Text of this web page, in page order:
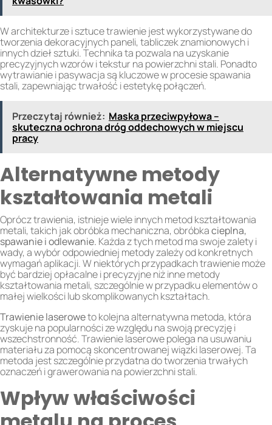
W architekturze i sztuce trawienie jest wykorzystywane do
tworzenia dekoracyjnych paneli, tabliczek znamionowych i
innych dzieł sztuki. Technika ta pozwala na uzyskanie
precyzyjnych wzorów i tekstur na powierzchni stali. Ponadto
wytrawianie i pasywacja są kluczowe w procesie spawania
stali, zapewniając trwałość i estetykę połączeń.
Przeczytaj również: Maska przeciwpyłowa –
skuteczna ochrona dróg oddechowych w miejscu
pracy
Alternatywne metody
kształtowania metali
Oprócz trawienia, istnieje wiele innych metod kształtowania
metali, takich jak obróbka mechaniczna, obróbkacieplna,
spawanie i odlewanie. Każda z tych metod ma swoje zalety i
wady, a wybór odpowiedniej metody zależy od konkretnych
wymagań aplikacji. W niektórych przypadkach trawienie może
być bardziej opłacalne i precyzyjne niż inne metody
kształtowania metali, szczególnie w przypadku elementów o
małej wielkości lub skomplikowanych kształtach.
Trawienie laseroweto kolejna alternatywna metoda, która
zyskuje na popularności ze względu na swoją precyzję i
wszechstronność. Trawienie laserowe polega na usuwaniu
materiału za pomocą skoncentrowanej wiązki laserowej. Ta
metoda jest szczególnie przydatna do tworzenia trwałych
oznaczeń i grawerowania na powierzchni stali.
Wpływ właściwości